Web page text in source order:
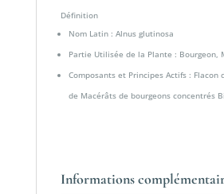
Définition
Nom Latin : Alnus glutinosa
Partie Utilisée de la Plante : Bourgeon,
Composants et Principes Actifs : Flacon
de Macérâts de bourgeons concentrés
Informations